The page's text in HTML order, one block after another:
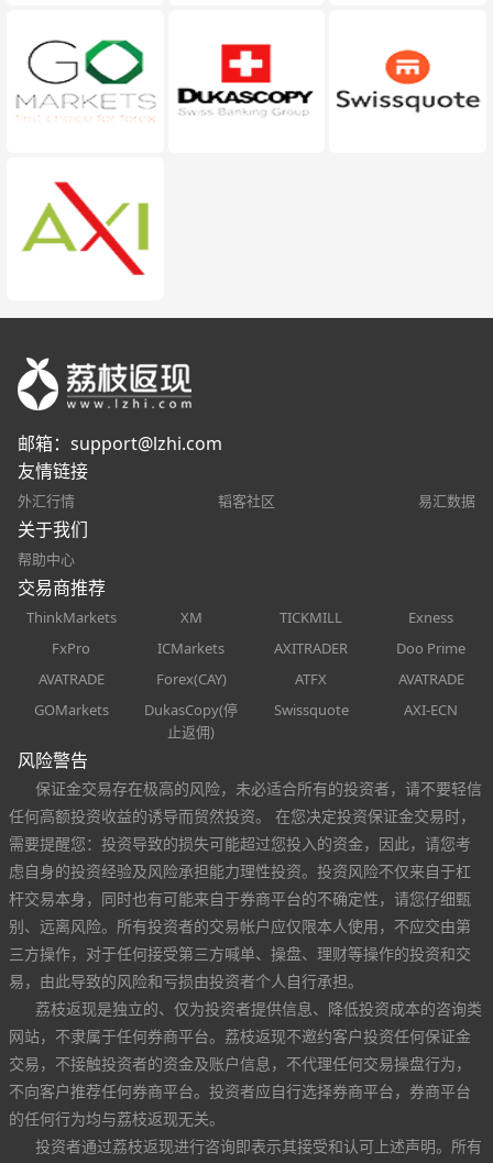
邮箱： support@lzhi.com
友情链接
外汇行情 韬客社区 易汇数据
关于我们
帮助中心
交易商推荐
ThinkMarkets XM TICKMILL
Exness
FxPro
ICMarkets AXITRADER
Doo Prime
AVATRADE
Forex(CAY) ATFX
AVATRADE
GOMarkets
DukasCopy(停
止返佣)
Swissquote AXI-ECN
风险警告
保证金交易存在极高的风险，未必适合所有的投资者，请不要轻信
任何高额投资收益的诱导而贸然投资。 在您决定投资保证金交易时，
需要提醒您：投资导致的损失可能超过您投入的资金，因此，请您考
虑自身的投资经验及风险承担能力理性投资。投资风险不仅来自于杠
杆交易本身，同时也有可能来自于券商平台的不确定性，请您仔细甄
别、远离风险。所有投资者的交易帐户应仅限本人使用，不应交由第
三方操作，对于任何接受第三方喊单、操盘、理财等操作的投资和交
易，由此导致的风险和亏损由投资者个人自行承担。
荔枝返现是独立的、仅为投资者提供信息、降低投资成本的咨询类
网站，不隶属于任何券商平台。荔枝返现不邀约客户投资任何保证金
交易，不接触投资者的资金及账户信息，不代理任何交易操盘行为，
不向客户推荐任何券商平台。投资者应自行选择券商平台，券商平台
的任何行为均与荔枝返现无关。
投资者通过荔枝返现进行咨询即表示其接受和认可上述声明。所有